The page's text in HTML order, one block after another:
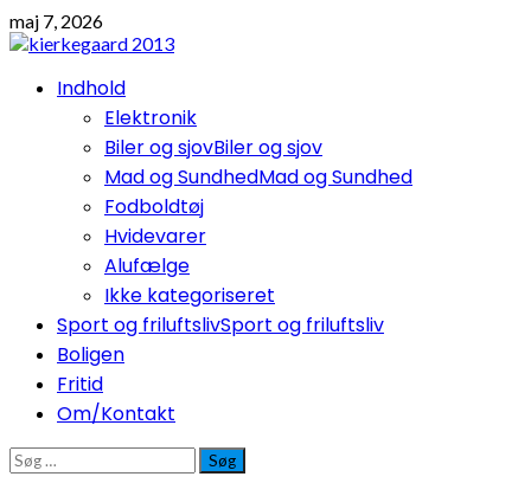
Skip
to
maj 7, 2026
PrimaryIndhold
Elektronik
Biler og sjovBiler og sjov
Mad og SundhedMad og Sundhed
Fodboldtøj
Hvidevarer
Alufælge
Ikke kategoriseret
Sport og friluftslivSport og friluftsliv
Boligen
Fritid
Om/Kontakt
Søg
efter: